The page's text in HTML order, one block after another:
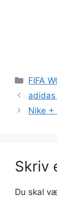
FIFA
Nike +
Skriv
Du skal